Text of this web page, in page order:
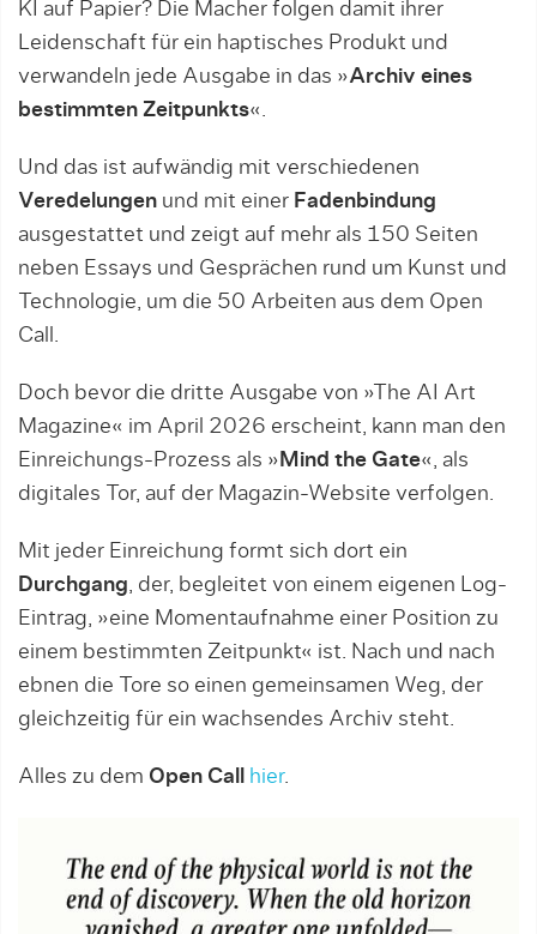
KI auf Papier? Die Macher folgen damit ihrer
Leidenschaft für ein haptisches Produkt und
verwandeln jede Ausgabe in das »Archiv eines
bestimmten Zeitpunkts«.
Und das ist aufwändig mit verschiedenen
Veredelungen und mit einer Fadenbindung
ausgestattet und zeigt auf mehr als 150 Seiten
neben Essays und Gesprächen rund um Kunst und
Technologie, um die 50 Arbeiten aus dem Open
Call.
Doch bevor die dritte Ausgabe von »The AI Art
Magazine« im April 2026 erscheint, kann man den
Einreichungs-Prozess als » Mind the Gate«, als
digitales Tor, auf der Magazin-Website verfolgen.
Mit jeder Einreichung formt sich dort ein
Durchgang , der, begleitet von einem eigenen Log-
Eintrag, »eine Momentaufnahme einer Position zu
einem bestimmten Zeitpunkt« ist. Nach und nach
ebnen die Tore so einen gemeinsamen Weg, der
gleichzeitig für ein wachsendes Archiv steht.
Alles zu dem Open Call hier.